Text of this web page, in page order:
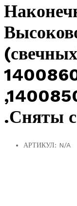
.Сняты с
АРТИКУЛ: N/A